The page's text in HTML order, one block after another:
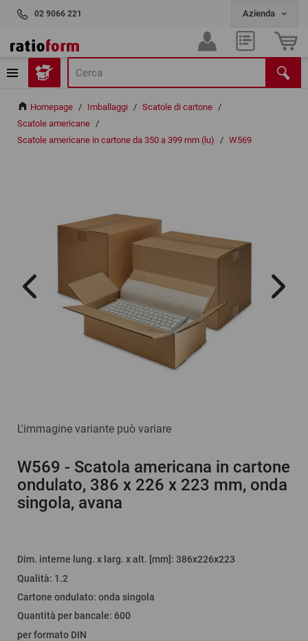
02 9066 221
Homepage / Imballaggi / Scatole di cartone /
Scatole americane /
Scatole americane in cartone da 350 a 399 mm (lu) / W569
L'immagine variante può variare
W569 - Scatola americana in cartone
ondulato, 386 x 226 x 223 mm, onda
singola, avana
Dim. interne lung. x larg. x alt. [mm] : 386x226x223
Qualità: 1.2
Cartone ondulato: onda singola
Quantità per bancale: 600
per formato DIN